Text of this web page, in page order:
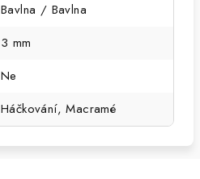
Bavlna / Bavlna
3 mm
Ne
Háčkování, Macramé